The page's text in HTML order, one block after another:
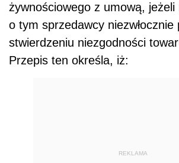
żywnościowego z umową, jeżeli
o tym sprzedawcy niezwłocznie
stwierdzeniu niezgodności
Przepis ten określa, iż:
REKLAMA